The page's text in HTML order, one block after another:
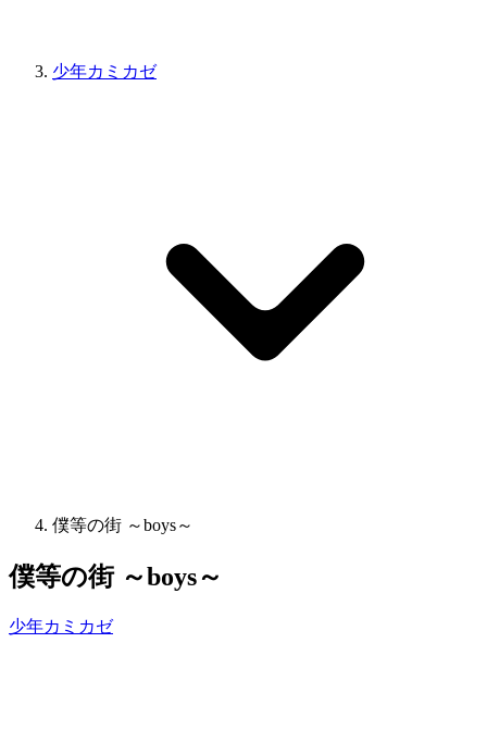
少年カミカゼ
僕等の街 ～boys～
僕等の街 ～boys～
少年カミカゼ